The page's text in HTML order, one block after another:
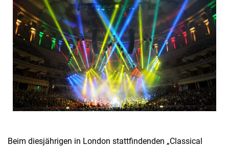
Beim diesjährigen in London stattfindenden „Classical